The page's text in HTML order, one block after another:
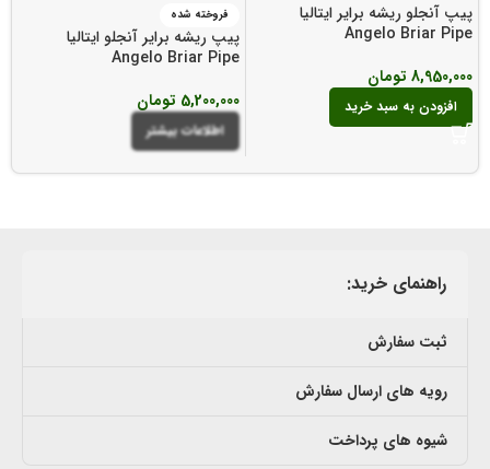
پیپ آنجلو ریشه برایر ایتالیا
Angelo Briar Pipe
8,950,000 تومان
افزودن به سبد خرید
فروخته شده
پیپ ریشه برایر آنجلو ایتالیا
Angelo Briar Pipe
5,200,000 تومان
اطلاعات بیشتر
راهنمای خرید:
ثبت سفارش
رویه های ارسال سفارش
شیوه های پرداخت